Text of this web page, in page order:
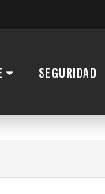
SEGURIDAD